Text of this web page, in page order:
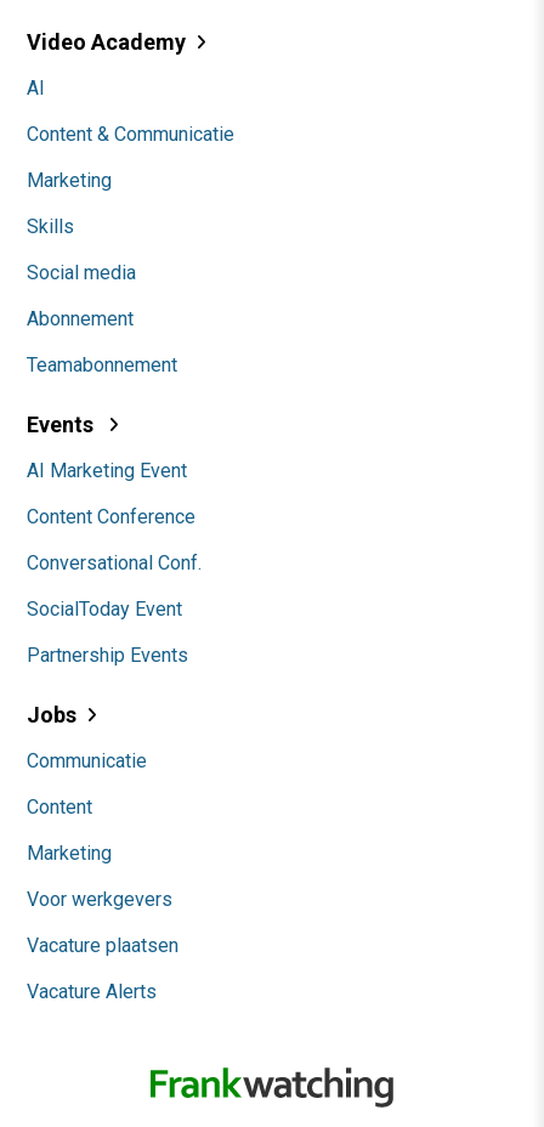
Video Academy
AI
Content & Communicatie
Marketing
Skills
Social media
Abonnement
Teamabonnement
Events
AI Marketing Event
Content Conference
Conversational Conf.
SocialToday Event
Partnership Events
Jobs
Communicatie
Content
Marketing
Voor werkgevers
Vacature plaatsen
Vacature Alerts